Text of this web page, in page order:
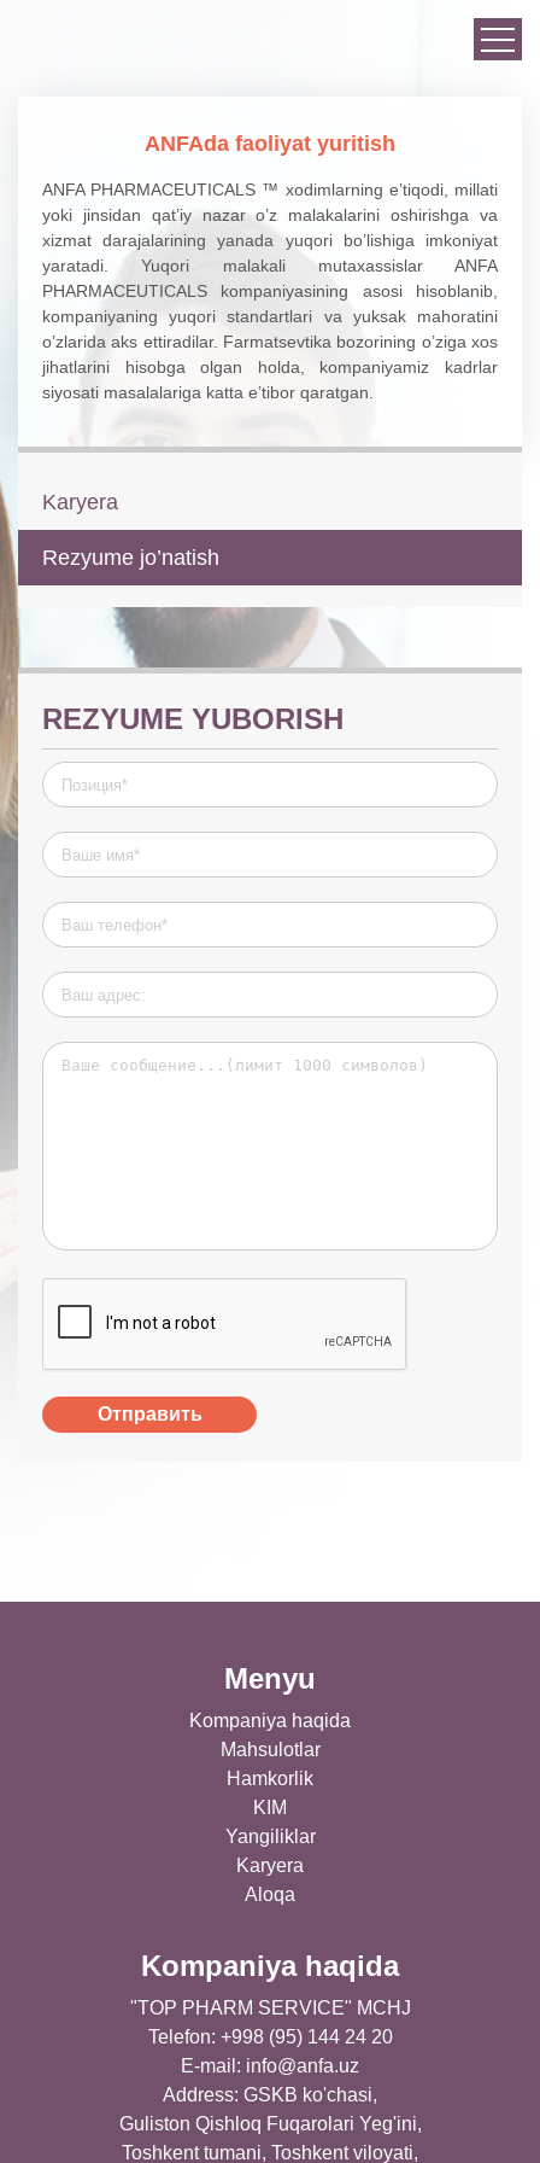
ANFAda faoliyat yuritish
ANFA PHARMACEUTICALS ™ xodimlarning e’tiqodi, millati
yoki jinsidan qat’iy nazar o’z malakalarini oshirishga va
xizmat darajalarining yanada yuqori bo’lishiga imkoniyat
yaratadi. Yuqori malakali mutaxassislar ANFA
PHARMACEUTICALS kompaniyasining asosi hisoblanib,
kompaniyaning yuqori standartlari va yuksak mahoratini
o’zlarida aks ettiradilar. Farmatsevtika bozorining o’ziga xos
jihatlarini hisobga olgan holda, kompaniyamiz kadrlar
siyosati masalalariga katta e’tibor qaratgan.
Karyera
Rezyume jo’natish
REZYUME YUBORISH
Menyu
Kompaniya haqida
Mahsulotlar
Hamkorlik
KIM
Yangiliklar
Karyera
Aloqa
Kompaniya haqida
"TOP PHARM SERVICE" MCHJ
Telefon: +998 (95) 144 24 20
E-mail: info@anfa.uz
Address: GSKB ko'chasi,
Guliston Qishloq Fuqarolari Yeg'ini,
Toshkent tumani, Toshkent viloyati,